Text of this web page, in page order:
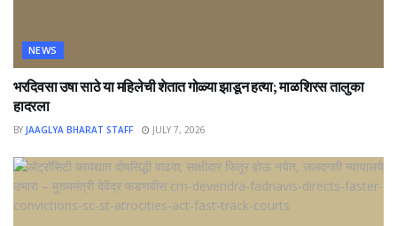
NEWS
भरदिवसा उषा साठे या महिलेची शेतात गोळ्या झाडून हत्या; माळशिरस तालुका
हादरला
BY JAAGLYA BHARAT STAFF JULY 7, 2026